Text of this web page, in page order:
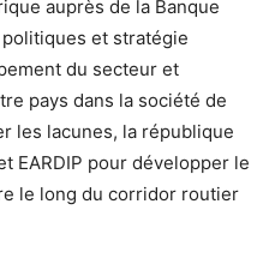
auprès de la Banque
et stratégie
du secteur et
pays dans la société de
les lacunes, la république
EARDIP pour développer le
le long du corridor routier